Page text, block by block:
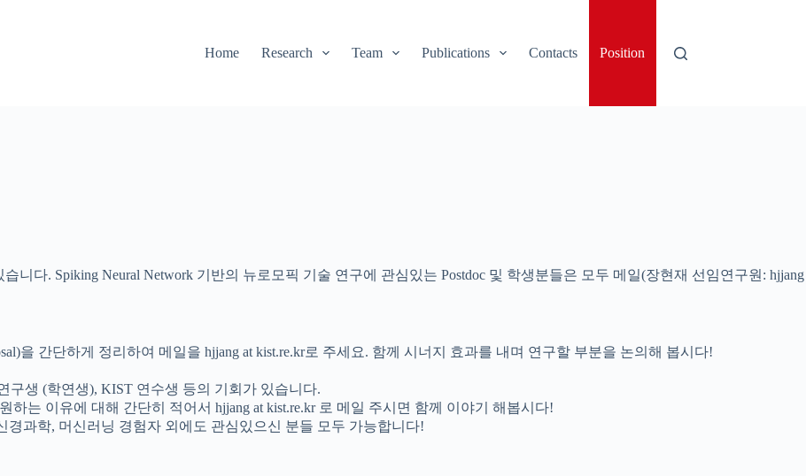
Home Research Team Publications Contacts Position
니다. Spiking Neural Network 기반의 뉴로모픽 기술 연구에 관심있는 Postdoc 및 학생분들은 모두 메일(장현재 선임연구원: hjjang
을 간단하게 정리하여 메일을 hjjang at kist.re.kr로 주세요. 함께 시너지 효과를 내며 연구할 부분을 논의해 봅시다!
구생 (학연생), KIST 연수생 등의 기회가 있습니다.
는 이유에 대해 간단히 적어서 hjjang at kist.re.kr 로 메일 주시면 함께 이야기 해봅시다!
과학, 머신러닝 경험자 외에도 관심있으신 분들 모두 가능합니다!